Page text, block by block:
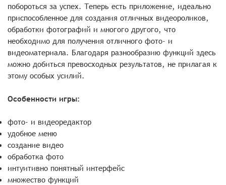
побороться за успех. Теперь есть приложение, идеально
приспособленное для создания отличных видеороликов,
обработки фотографий и многого другого, что
необходимо для получения отличного фото- и
видеоматериала. Благодаря разнообразию функций здесь
можно добиться превосходных результатов, не прилагая к
этому особых усилий.
Особенности игры:
фото- и видеоредактор
удобное меню
создание видео
обработка фото
интуитивно понятный интерфейс
множество функций